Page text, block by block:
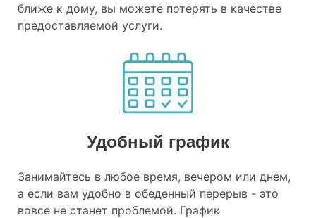
ближе к дому, вы можете потерять в качестве
предоставляемой услуги.
Удобный график
Занимайтесь в любое время, вечером или днем,
а если вам удобно в обеденный перерыв - это
вовсе не станет проблемой. График